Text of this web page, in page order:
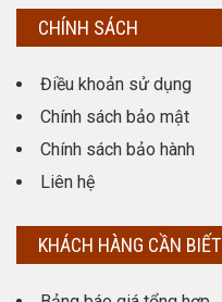
CHÍNH SÁCH
Điều khoản sử dụng
Chính sách bảo mật
Chính sách bảo hành
Liên hệ
KHÁCH HÀNG CẦN BIẾT